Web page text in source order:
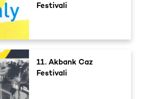
Festivali
11. Akbank Caz
Festivali